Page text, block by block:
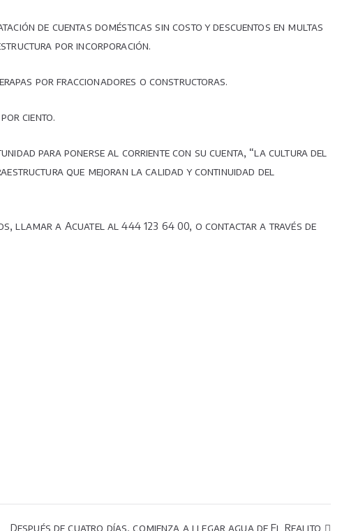
de cuentas domésticas sin costo y descuentos en multas
por incorporación.
por fraccionadores o constructoras.
ciento.
para ponerse al corriente con su cuenta, “la cultura del
que mejoran la calidad y continuidad del
llamar a Acuatel al 444 123 64 00, o contactar a través de
Después de cuatro días, comienza a llegar agua de El Realito